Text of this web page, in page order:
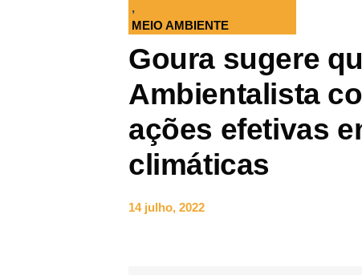
,
MEIO AMBIENTE
Goura sugere
Ambientalista
ações efetivas
climáticas
14 julho, 2022